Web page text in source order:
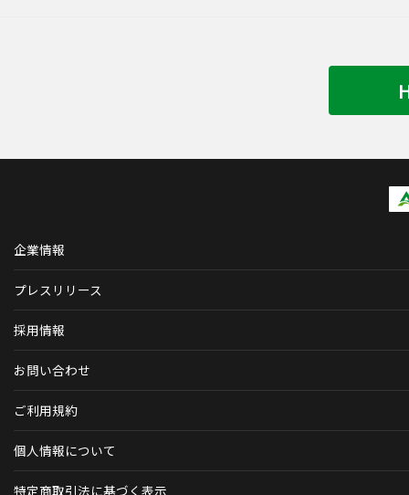
企業情報
プレスリリース
採用情報
お問い合わせ
ご利用規約
個人情報について
特定商取引法に基づく表示